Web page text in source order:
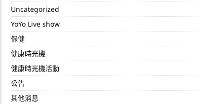
Uncategorized
YoYo Live show
保健
健康時光機
健康時光機活動
公告
其他消息